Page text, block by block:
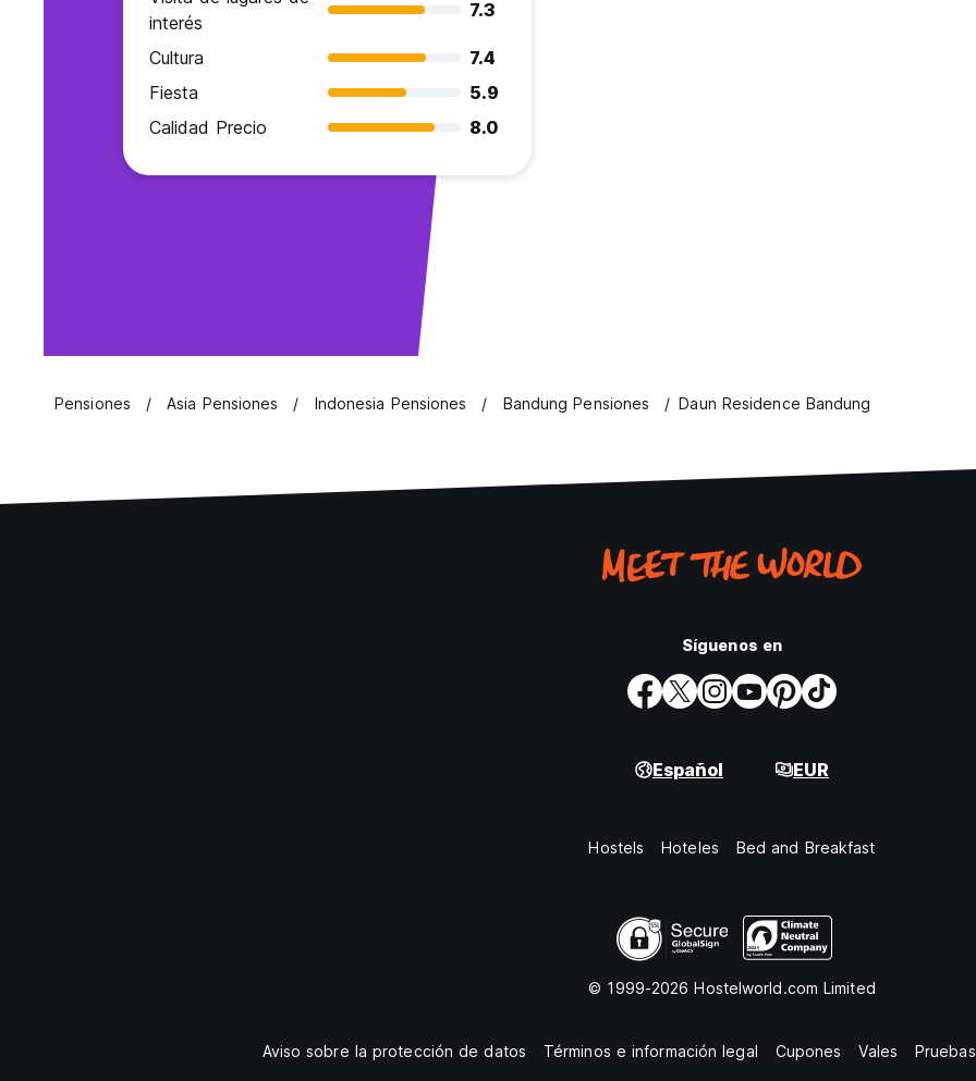
interés
7.3
Cultura
7.4
Fiesta
5.9
Calidad Precio
8.0
Pensiones Asia Pensiones Indonesia Pensiones Bandung Pensiones Daun Residence Bandung
Síguenos en
Español EUR
Hostels Hoteles Bed and Breakfast
© 1999-2026 Hostelworld.com Limited
Aviso sobre la protección de datos Términos e información legal Cupones Vales